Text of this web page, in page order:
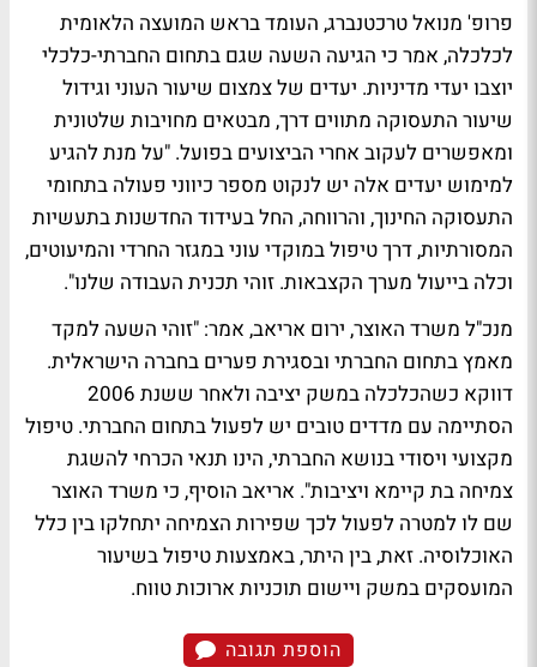
פרופ' מנואל טרכטנברג, העומד בראש המועצה הלאומית
לכלכלה, אמר כי הגיעה השעה שגם בתחום החברתי-כלכלי
יוצבו יעדי מדיניות. יעדים של צמצום שיעור העוני וגידול
שיעור התעסוקה מתווים דרך, מבטאים מחויבות שלטונית
ומאפשרים לעקוב אחרי הביצועים בפועל. "על מנת להגיע
למימוש יעדים אלה יש לנקוט מספר כיווני פעולה בתחומי
התעסוקה החינוך, והרווחה, החל בעידוד החדשנות בתעשיות
המסורתיות, דרך טיפול במוקדי עוני במגזר החרדי והמיעוטים,
וכלה בייעול מערך הקצבאות. זוהי תכנית העבודה שלנו".
מנכ"ל משרד האוצר, ירום אריאב, אמר: "זוהי השעה למקד
מאמץ בתחום החברתי ובסגירת פערים בחברה הישראלית.
דווקא כשהכלכלה במשק יציבה ולאחר ששנת 2006
הסתיימה עם מדדים טובים יש לפעול בתחום החברתי. טיפול
מקצועי ויסודי בנושא החברתי, הינו תנאי הכרחי להשגת
צמיחה בת קיימא ויציבות". אריאב הוסיף, כי משרד האוצר
שם לו למטרה לפעול לכך שפירות הצמיחה יתחלקו בין כלל
האוכלוסיה. זאת, בין היתר, באמצעות טיפול בשיעור
המועסקים במשק ויישום תוכניות ארוכות טווח.
הוספת תגובה